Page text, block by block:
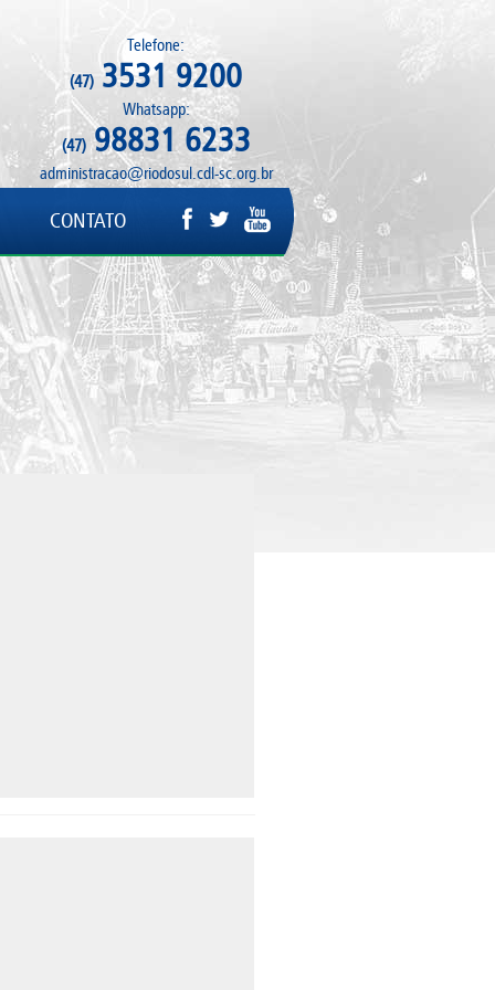
Telefone:
(47) 3531 9200
Whatsapp:
(47)98831 6233
administracao@riodosul.cdl-sc.org.br
CONTATO